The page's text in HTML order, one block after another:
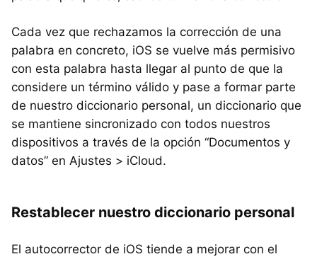
Cada vez que rechazamos la corrección de una
palabra en concreto, iOS se vuelve más permisivo
con esta palabra hasta llegar al punto de que la
considere un término válido y pase a formar parte
de nuestro diccionario personal, un diccionario que
se mantiene sincronizado con todos nuestros
dispositivos a través de la opción “Documentos y
datos” en Ajustes > iCloud.
Restablecer nuestro diccionario personal
El autocorrector de iOS tiende a mejorar con el